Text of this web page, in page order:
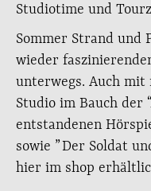
Studiotime und
Sommer Strand und
wieder
unterwegs. Auch mit
Studio im Bauch der
entstandenen
sowie ” Der Soldat
hier im shop